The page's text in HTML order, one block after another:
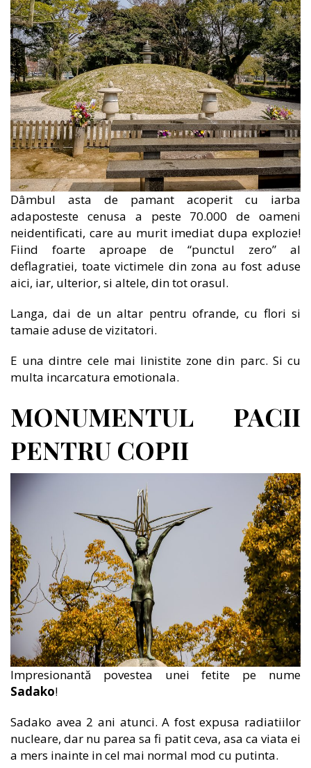
Dâmbul asta de pamant acoperit cu iarba
adaposteste cenusa a peste 70.000 de oameni
neidentificati, care au murit imediat dupa explozie!
Fiind foarte aproape de “punctul zero” al
deflagratiei, toate victimele din zona au fost aduse
aici, iar, ulterior, si altele, din tot orasul.
Langa, dai de un altar pentru ofrande, cu flori si
tamaie aduse de vizitatori.
E una dintre cele mai linistite zone din parc. Si cu
multa incarcatura emotionala.
MONUMENTUL PACII
PENTRU COPII
Impresionantă povestea unei fetite pe nume
Sadako!
Sadako avea 2 ani atunci. A fost expusa radiatiilor
nucleare, dar nu parea sa fi patit ceva, asa ca viata ei
a mers inainte in cel mai normal mod cu putinta.